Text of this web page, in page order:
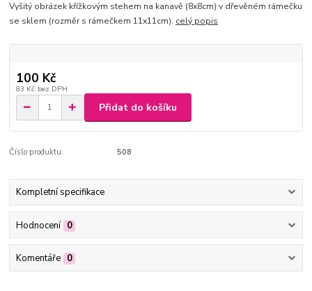
Vyšitý obrázek křížkovým stehem na kanavě (8x8cm) v dřevěném rámečku
se sklem (rozměr s rámečkem 11x11cm). celý popis
100 Kč
83 Kč bez DPH
Přidat do košíku
Číslo produktu: 508
Kompletní specifikace
Hodnocení 0
Komentáře 0